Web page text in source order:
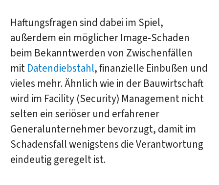
Haftungsfragen sind dabei im Spiel,
außerdem ein möglicher Image-Schaden
beim Bekanntwerden von Zwischenfällen
mit Datendiebstahl, finanzielle Einbußen und
vieles mehr. Ähnlich wie in der Bauwirtschaft
wird im Facility (Security) Management nicht
selten ein seriöser und erfahrener
Generalunternehmer bevorzugt, damit im
Schadensfall wenigstens die Verantwortung
eindeutig geregelt ist.